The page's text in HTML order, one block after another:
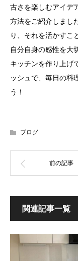
古さを楽しむアイデ
方法をご紹介しまし
り、それを活かすこ
自分自身の感性を大
キッチンを作り上げ
ッシュで、毎日の料
う！
ブログ
関連記事一覧